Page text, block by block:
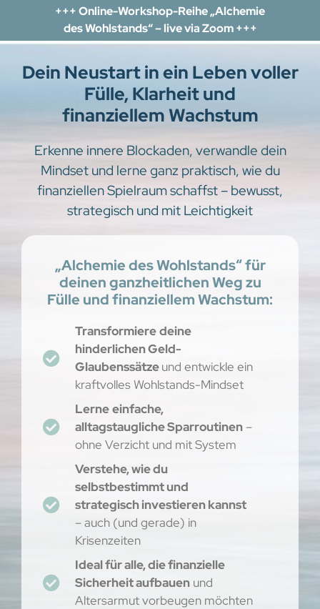
+++ Online-Workshop-Reihe „Alchemie
des Wohlstands“ – live via Zoom +++
Dein Neustart in ein Leben voller
Fülle, Klarheit und
finanziellem Wachstum
Erkenne innere Blockaden, verwandle dein
Mindset und lerne ganz praktisch, wie du
finanziellen Spielraum schaffst – bewusst,
strategisch und mit Leichtigkeit
„Alchemie des Wohlstands“ für
deinen ganzheitlichen Weg zu
Fülle und finanziellem Wachstum:
Transformieredeine
hinderlichen Geld-
Glaubenssätzeund entwickle ein
kraftvolles Wohlstands-Mindset
Lerneeinfache,
alltagstaugliche Sparroutinen –
ohne Verzicht und mit System
Verstehe, wie du
selbstbestimmt und
strategisch investieren kannst
– auch (und gerade) in
Krisenzeiten
Ideal für alle, die finanzielle
Sicherheit aufbauen und
Altersarmut vorbeugen möchten